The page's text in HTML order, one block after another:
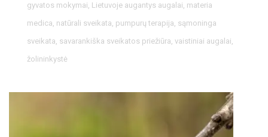
gyvatos mokymai, Lietuvoje augantys augalai, materia
medica, natūrali sveikata, pumpurų terapija, sąmoninga
sveikata, savarankiška sveikatos priežiūra, vaistiniai augalai,
žolininkystė